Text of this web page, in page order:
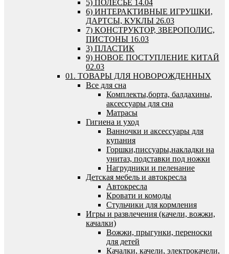
5) ПОЛЕСЬЕ 14.04
6) ИНТЕРАКТИВНЫЕ ИГРУШКИ,
ДАРТСЫ, КУКЛЫ 26.03
7) КОНСТРУКТОР, ЗВЕРОПОЛИС,
ПИСТОНЫ 16.03
3) ПЛАСТИК
9) НОВОЕ ПОСТУПЛЕНИЕ КИТАЙ
02.03
01. ТОВАРЫ ДЛЯ НОВОРОЖДЕННЫХ
Все для сна
Комплекты,борта, балдахины,
аксессуары для сна
Матрасы
Гигиена и уход
Ванночки и аксессуары для
купания
Горшки,писсуары,накладки на
унитаз, подставки под ножки
Нагрудники и пеленание
Детская мебель и автокресла
Автокресла
Кровати и комоды
Стульчики для кормления
Игры и развлечения (качели, вожжи,
качалки)
Вожжи, прыгунки, переноски
для детей
Качалки, качели, электрокачели,